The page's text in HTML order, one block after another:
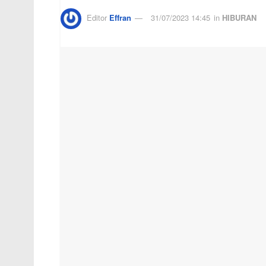
Editor Effran 31/07/2023 14:45 in HIBURAN